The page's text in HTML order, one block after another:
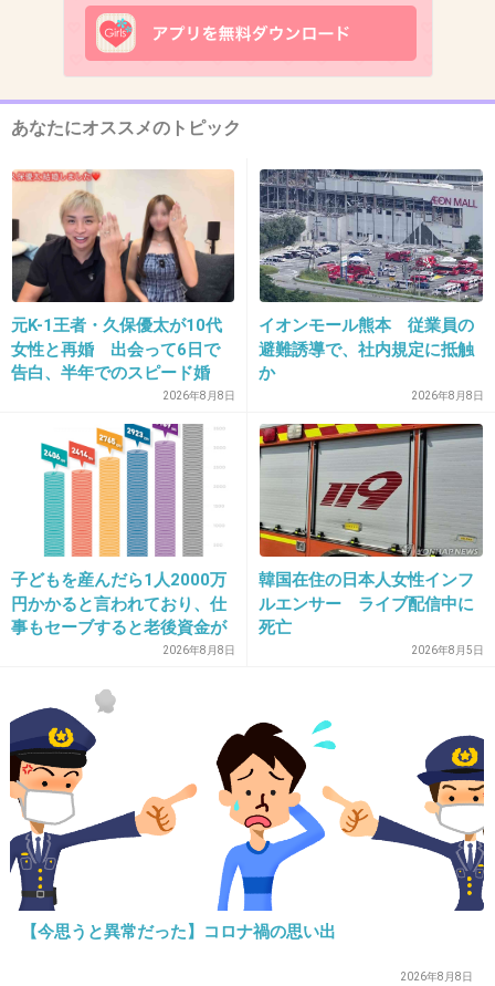
乗り物系に並んでいる時に自分達が一番前にな
るか数える
でもだいたいそういう時は後ろの方になる
2013/11/26(火) 21:43:24
お化け屋敷の入り口で、カップルの女が嫌が
り、男が「大丈夫だよ」と言って手を引っ張る
光景をよく見ます。
+67 -2
15. 匿名2013/11/26(火) 21:43:26
迷子。
+51 -0
16. 匿名2013/11/26(火) 21:44:35
ジェットコースターで落ちる瞬間のキャーが聞
きたくて立ち止まって見てしまう
+142 -1
あなたにオススメのトピック
元K-1王者・久保優太が10代
女性と再婚 出会って6日で
告白、半年でのスピード婚
2026年8月8日
イオンモール熊本 従業員の
避難誘導で、社内規定に抵触
か
2026年8月8日
子どもを産んだら1人2000万
円かかると言われており、仕
事もセーブすると老後資金が
貯められない…一方、子育て
悠々老後だと歪んでいるので
は？→様々な意見
2026年8月8日
韓国在住の日本人女性インフ
ルエンサー ライブ配信中に
死亡
2026年8月5日
【今思うと異常だった】コロナ禍の思い出
2026年8月8日